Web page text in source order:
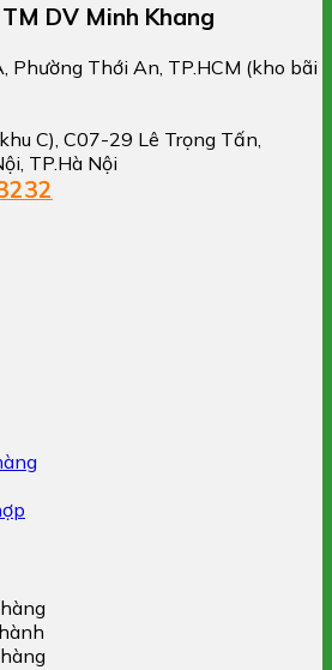
DV Minh Khang
Phường Thới An, TP.HCM (kho bãi
C), C07-29 Lê Trọng Tấn,
TP.Hà Nội